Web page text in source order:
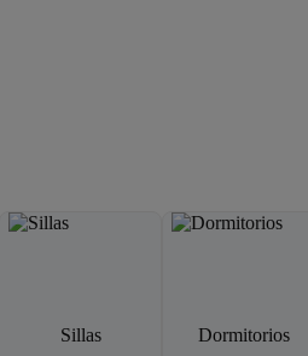
Sillas Dormitorios